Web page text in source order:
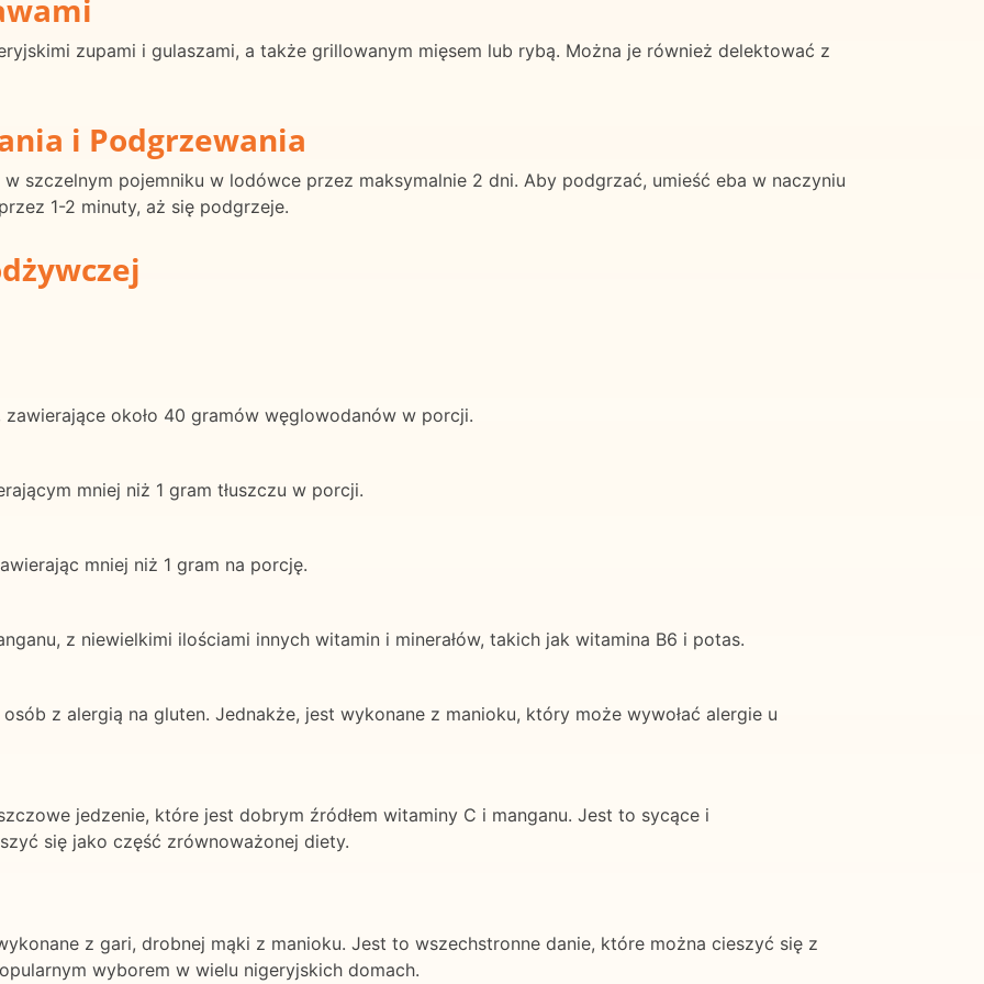
zupami i gulaszami, a także grillowanym mięsem lub rybą. Można je również delektować z
i Podgrzewania
szczelnym pojemniku w lodówce przez maksymalnie 2 dni. Aby podgrzać, umieść eba w naczyniu
1-2 minuty, aż się podgrzeje.
około 40 gramów węglowodanów w porcji.
mniej niż 1 gram tłuszczu w porcji.
mniej niż 1 gram na porcję.
z niewielkimi ilościami innych witamin i minerałów, takich jak witamina B6 i potas.
z alergią na gluten. Jednakże, jest wykonane z manioku, który może wywołać alergie u
jedzenie, które jest dobrym źródłem witaminy C i manganu. Jest to sycące i
się jako część zrównoważonej diety.
z gari, drobnej mąki z manioku. Jest to wszechstronne danie, które można cieszyć się z
wyborem w wielu nigeryjskich domach.